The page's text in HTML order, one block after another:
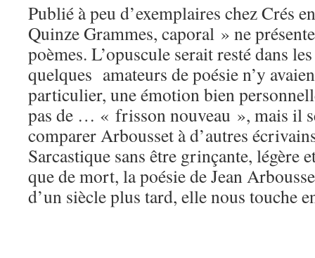
Publié à peu d’exemplaires chez Crés
Quinze Grammes, caporal » ne
poèmes. L’opuscule serait resté dans
quelques amateurs de poésie n’y
particulier, une émotion bien
pas de … « frisson nouveau », mais il
comparer Arbousset à d’autres
Sarcastique sans être grinçante, légère
que de mort, la poésie de Jean
d’un siècle plus tard, elle nous touche